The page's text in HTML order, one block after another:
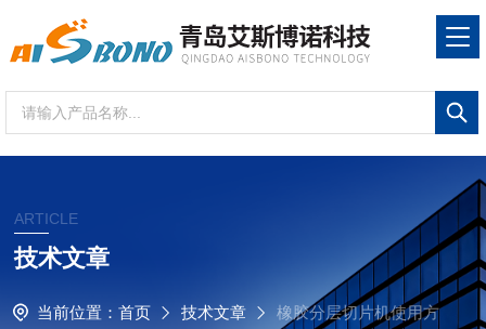
ARTICLE
技术文章
当前位置： 首页 技术文章
橡胶分层切片机使用方